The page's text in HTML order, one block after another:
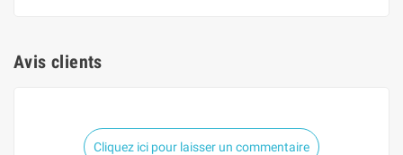
Avis clients
Cliquez ici pour laisser un commentaire